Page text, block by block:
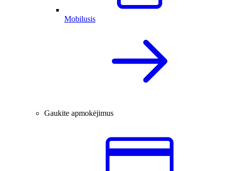
Mobilusis
Gaukite apmokėjimus